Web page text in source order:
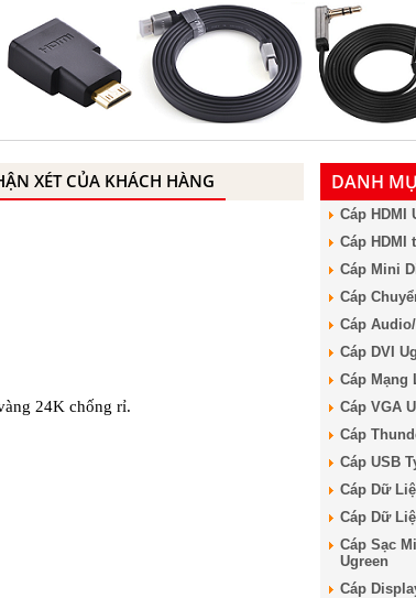
XÉT CỦA KHÁCH HÀNG
24K chống rỉ.
DANH
Cáp HDMI
Cáp HDMI
Cáp Mini
Cáp
Cáp
Cáp DVI
Cáp Mạng
Cáp VGA
Cáp
Cáp USB
Cáp Dữ
Cáp Dữ
Cáp Sạc
Ugreen
Cáp